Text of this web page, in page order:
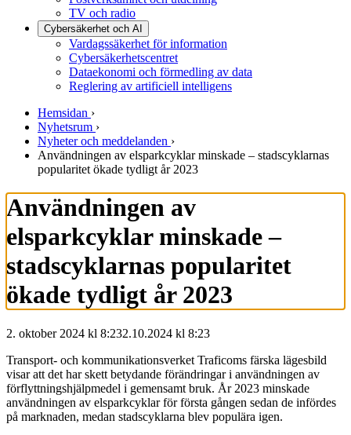
TV och radio
Cybersäkerhet och AI
Vardagssäkerhet för information
Cybersäkerhetscentret
Dataekonomi och förmedling av data
Reglering av artificiell intelligens
Hemsidan ›
Nyhetsrum ›
Nyheter och meddelanden ›
Användningen av elsparkcyklar minskade – stadscyklarnas
popularitet ökade tydligt år 2023
Användningen av
elsparkcyklar minskade –
stadscyklarnas popularitet
ökade tydligt år 2023
2. oktober 2024 kl 8:232.10.2024 kl 8:23
Transport- och kommunikationsverket Traficoms färska lägesbild
visar att det har skett betydande förändringar i användningen av
förflyttningshjälpmedel i gemensamt bruk. År 2023 minskade
användningen av elsparkcyklar för första gången sedan de infördes
på marknaden, medan stadscyklarna blev populära igen.